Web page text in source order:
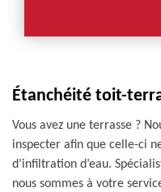
Étanchéité toit-
Vous avez une terrasse ?
inspecter afin que celle-ci
d’infiltration d’eau.
nous sommes à votre